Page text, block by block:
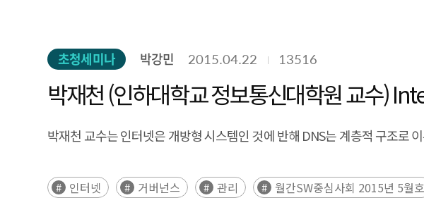
초청세미나 박강민 2015.04.22 13516
박재천 (인하대학교 정보통신대학원 교수)
Opportunity
박재천 교수는 인터넷은 개방형 시스템인 것에 반해 DNS는 계층적 구조로
인터넷 거버넌스 관리 월간SW중심사회 2015년 5월호